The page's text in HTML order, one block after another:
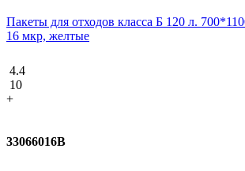
Пакеты для отходов класса Б 120 л.
16 мкр, желтые
4.4
10
+
33066016В